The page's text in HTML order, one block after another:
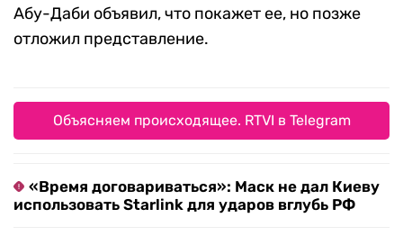
Абу-Даби объявил, что покажет ее, но позже
отложил представление.
Объясняем происходящее. RTVI в Telegram
«Время договариваться»: Маск не дал Киеву
использовать Starlink для ударов вглубь РФ